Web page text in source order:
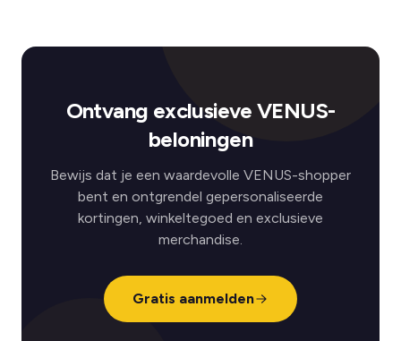
Ontvang exclusieve VENUS-
beloningen
Bewijs dat je een waardevolle VENUS-shopper
bent en ontgrendel gepersonaliseerde
kortingen, winkeltegoed en exclusieve
merchandise.
Gratis aanmelden